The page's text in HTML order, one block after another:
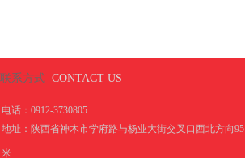
联系方式 CONTACT US
电话：0912-3730805
地址：陕西省神木市学府路与杨业大街交叉口西北方向95
米